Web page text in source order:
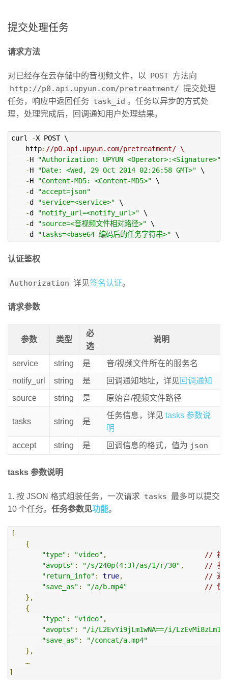
提交处理任务
请求方法
对已经存在云存储中的音视频文件，以 POST 方法向
http://p0.api.upyun.com/pretreatment/ 提交处理
任务，响应中返回任务 task_id 。任务以异步的方式处
理，处理完成后，回调通知用户处理结果。
curl -X POST \
    http
: //p0.api.upyun.com/pretreatment/ \
-H "Authorization: UPYUN <Operator>:<Signature>"
-H "Date: <Wed, 29 Oct 2014 02:26:58 GMT>" \
-H "Content-MD5: <Content-MD5>" \
-d
"accept=json"
-d "service=<service>" \
-d "notify_url=<notify_url>" \
-d "source=<音视频文件相对路径>" \
-d "tasks=<base64 编码后的任务字符串>" \
认证鉴权
Authorization 详见签名认证。
请求参数
参数 类型
必
选
说明
service string 是
音/视频文件所在的服务名
notify_url
string 是 回调通知地址，详见 回调通知
source
string 是 原始音/视频文件路径
tasks string 是
任务信息，详见 tasks 参数说
明
accept
string 是 回调信息的格式，值为 json
tasks 参数说明
1. 按 JSON 格式组装任务，一次请求 tasks 最多可以提交
10 个任务。 任务参数见功能。
[
{
"type" : "video" ,
// 视
"avopts" : "/s/240p(4:3)/as/1/r/30" ,
// 参
"return_info" : true,
// 返
"save_as" : "/a/b.mp4"
// 保
},
{
"type" : "video" ,
"avopts" :
"/i/L2EvYi9jLm1wNA==/i/
"save_as" :
"/concat/a.mp4"
},
…
]